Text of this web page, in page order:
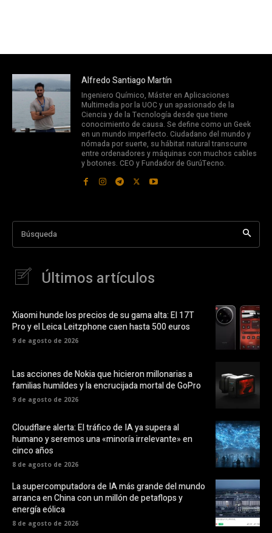
Alfredo Santiago Martín
Ingeniero Químico, Máster en Aplicaciones
Multimedia por la UOC y un apasionado de la
Ciencia y de la Tecnología desde que tiene
conocimiento de causa. Se define como un Geek
en un mundo imperfecto. Ciudadano del mundo y
nómada por suerte, su hábitat natural transcurre
entre ordenadores y máquinas con muchos cables
y botones. CEO y Fundador de GurúTecno.
Búsqueda
Últimos artículos
Xiaomi hunde los precios de su gama alta: El 17T
Pro y el Leica Leitzphone caen hasta 500 euros
9 de agosto de 2026
Las acciones de Nokia que hicieron millonarias a
familias humildes y la encrucijada mortal de GoPro
9 de agosto de 2026
Cloudflare alerta: El tráfico de IA ya supera al
humano y seremos una «minoría irrelevante» en
cinco años
8 de agosto de 2026
La supercomputadora de IA más grande del mundo
arranca en China con un millón de petaflops y
energía eólica
8 de agosto de 2026